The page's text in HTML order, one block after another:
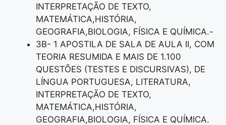
INTERPRETAÇÃO DE TEXTO,
MATEMÁTICA,HISTÓRIA,
GEOGRAFIA,BIOLOGIA, FÍSICA E QUÍMICA.-
3B- 1 APOSTILA DE SALA DE AULA II, COM
TEORIA RESUMIDA E MAIS DE 1.100
QUESTÕES (TESTES E DISCURSIVAS), DE
LÍNGUA PORTUGUESA, LITERATURA,
INTERPRETAÇÃO DE TEXTO,
MATEMÁTICA,HISTÓRIA,
GEOGRAFIA,BIOLOGIA, FÍSICA E QUÍMICA.